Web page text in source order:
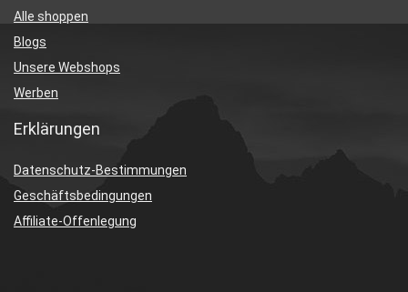
Alle shoppen
Blogs
Unsere Webshops
Werben
Erklärungen
Datenschutz-Bestimmungen
Geschäftsbedingungen
Affiliate-Offenlegung